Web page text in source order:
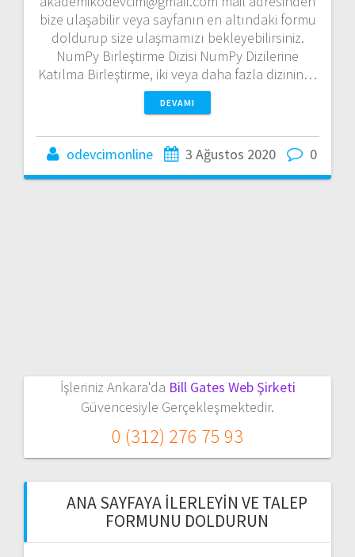
bize ulaşabilir veya sayfanın en altındaki formu
doldurup size ulaşmamızı bekleyebilirsiniz.
NumPy Birleştirme Dizisi NumPy Dizilerine
Katılma Birleştirme, iki veya daha fazla dizinin…
DEVAMI
odevcimonline 3 Ağustos 2020 0
İşleriniz Ankara'da Bill Gates Web Şirketi
Güvencesiyle Gerçekleşmektedir.
0 (312) 276 75 93
ANA SAYFAYA İLERLEYIN VE TALEP
FORMUNU DOLDURUN